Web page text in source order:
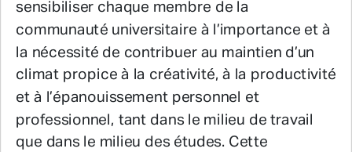
sensibiliser chaque membre de la
communauté universitaire à l’importance et à
la nécessité de contribuer au maintien d’un
climat propice à la créativité, à la productivité
et à l’épanouissement personnel et
professionnel, tant dans le milieu de travail
que dans le milieu des études. Cette